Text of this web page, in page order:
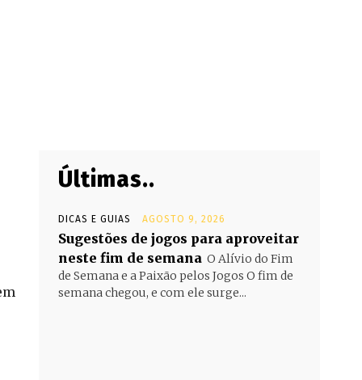
Últimas..
DICAS E GUIAS AGOSTO 9, 2026
Sugestões de jogos para aproveitar
neste fim de semana O Alívio do Fim
de Semana e a Paixão pelos Jogos O fim de
semana chegou, e com ele surge...